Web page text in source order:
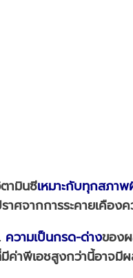
ามินซีเหมาะกับทุกสภา
าศจากการระคายเคือ
ความเป็นกรด-ด่างของ
ค่าพีเอชสูงกว่านี้อาจมี